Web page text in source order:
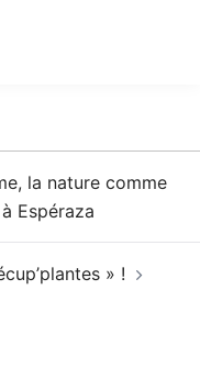
la nature comme
Espéraza
» !